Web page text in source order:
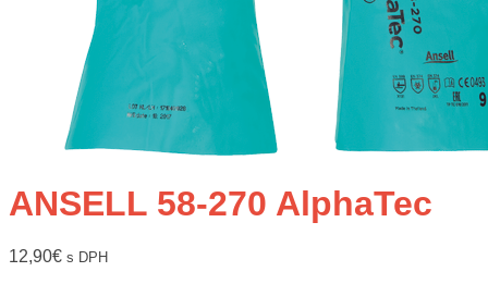
ANSELL 58-270 AlphaTec
12,90€ s DPH